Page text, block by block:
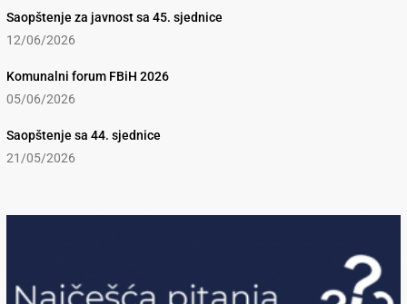
Saopštenje za javnost sa 45. sjednice
12/06/2026
Komunalni forum FBiH 2026
05/06/2026
Saopštenje sa 44. sjednice
21/05/2026